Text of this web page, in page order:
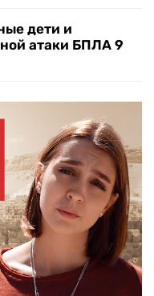
дети и
атаки БПЛА 9